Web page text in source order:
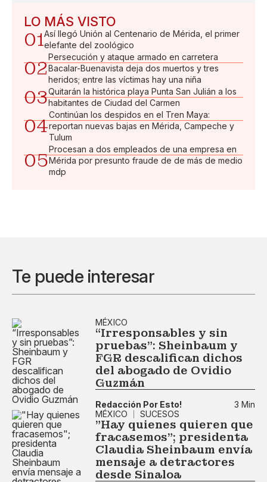
LO MÁS VISTO
01Así llegó Unión al Centenario de Mérida, el primer
elefante del zoológico
02
Persecución y ataque armado en carretera
Bacalar-Buenavista deja dos muertos y tres
heridos; entre las víctimas hay una niña
03Quitarán la histórica playa Punta San Julián a los
habitantes de Ciudad del Carmen
04
Continúan los despidos en el Tren Maya:
reportan nuevas bajas en Mérida, Campeche y
Tulum
05
Procesan a dos empleados de una empresa en
Mérida por presunto fraude de de más de medio
mdp
Te puede interesar
MÉXICO
“Irresponsables y sin
pruebas”: Sheinbaum y
FGR descalifican dichos
del abogado de Ovidio
Guzmán
Redacción Por Esto!
3 Min
MÉXICO
SUCESOS
"Hay quienes quieren que
fracasemos"; presidenta
Claudia Sheinbaum envía
mensaje a detractores
desde Sinaloa